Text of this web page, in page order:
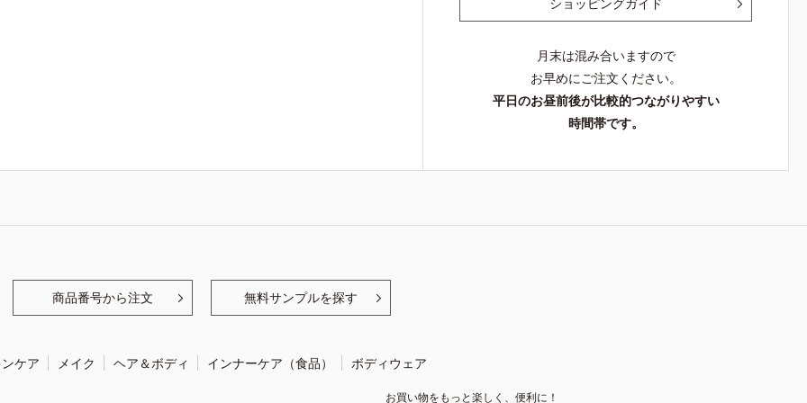
月末は混み合いますので
お早めにご注文ください。
平日のお昼前後が比較的つながりやすい
時間帯です。
商品番号から注文 無料サンプルを探す
ケア メイク ヘア＆ボディ インナーケア（食品） ボディウェア
お買い物をもっと楽しく、便利に！